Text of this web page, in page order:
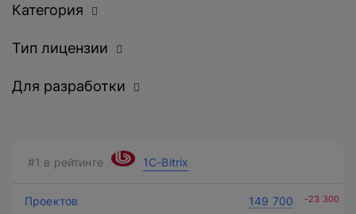
Категория
Тип лицензии
Для разработки
1C-Bitrix
149 700 -23 300
Нажимая на кнопку, вы даете
согласие на обработку
ДЕМО CRM Битрикс24